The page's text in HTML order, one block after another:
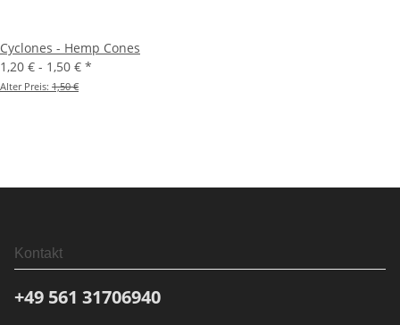
Cyclones - Hemp Cones
1,20 € - 1,50 € *
Alter Preis: 1,50 €
Kontakt
+49 561 31706940